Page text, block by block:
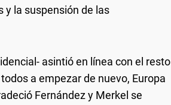
y la suspensión de las
asintió en línea con el resto
a empezar de nuevo, Europa
Fernández y Merkel se